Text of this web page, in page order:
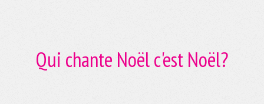
Qui chante Noël c'est Noël?